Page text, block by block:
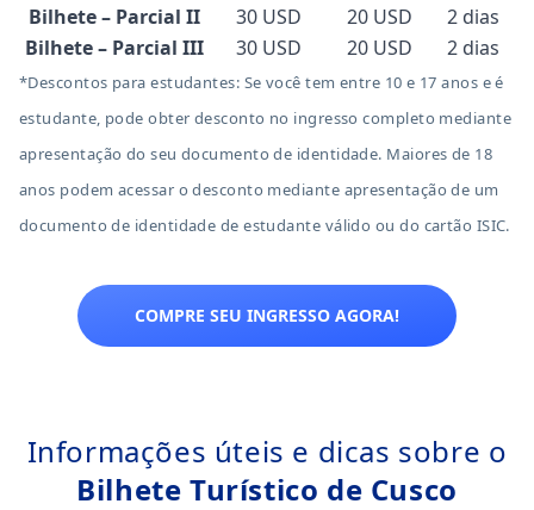
Bilhete – Parcial II
30 USD 20 USD
2 dias
Bilhete – Parcial III
30 USD 20 USD 2 dias
*Descontos para estudantes: Se você tem entre 10 e 17 anos e é
estudante, pode obter desconto no ingresso completo mediante
apresentação do seu documento de identidade. Maiores de 18
anos podem acessar o desconto mediante apresentação de um
documento de identidade de estudante válido ou do cartão ISIC.
COMPRE SEU INGRESSO AGORA!
Informações úteis e dicas sobre o
Bilhete Turístico de Cusco